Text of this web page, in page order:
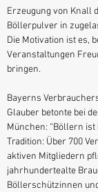
Erzeugung von Knall
Böllerpulver in
Die Motivation ist es,
Veranstaltungen
bringen.
Bayerns
Glauber betonte bei
München: “Böllern
Tradition: Über 700
aktiven Mitgliedern
jahrhundertealte
Böllerschützinnen